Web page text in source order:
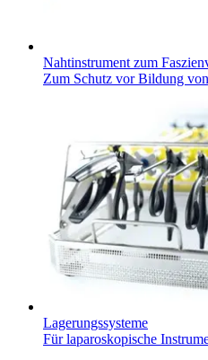
Nahtinstrument zum
Zum Schutz vor Bildung
Lagerungssysteme
Für laparoskopische